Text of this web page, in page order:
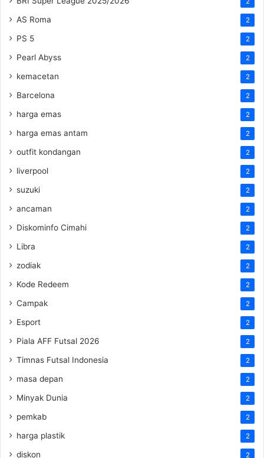
AS Roma 2
PS 5 2
Pearl Abyss 2
kemacetan 2
Barcelona 2
harga emas 2
harga emas antam 2
outfit kondangan 2
liverpool 2
suzuki 2
ancaman 2
Diskominfo Cimahi 2
Libra 2
zodiak 2
Kode Redeem 2
Campak 2
Esport 2
Piala AFF Futsal 2026 2
Timnas Futsal Indonesia 2
masa depan 2
Minyak Dunia 2
pemkab 2
harga plastik 2
diskon 2